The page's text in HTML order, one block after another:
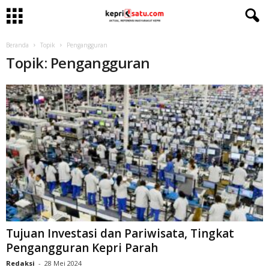
Beranda Topik Pengangguran
Topik: Pengangguran
Tujuan Investasi dan Pariwisata, Tingkat
Pengangguran Kepri Parah
Redaksi - 28 Mei 2024